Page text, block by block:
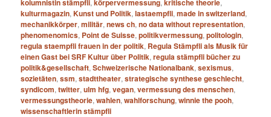
kolumnistin stämpfli körpervermessung kritische theorie
kulturmagazin,Kunst und Politik,lastaempfli,made in switzerland,
mechanikkörper,militär,news ch,no data without representation,
phenomenomics, Point de Suisse,politikvermessung,politologin,
regula staempfli frauen in der politik, Regula Stämpfli als Musik für
einen Gast bei SRF Kultur über Politik,regula stämpfli bücher zu
politik&gesellschaft,Schweizerische Nationalbank,sexismus,
sozietäten,ssm,stadttheater,strategische synthese geschlecht,
syndicom,twitter,ulm hfg,vegan,vermessung des menschen,
vermessungstheorie,wahlen,wahlforschung,winnie the pooh,
wissenschaftlerin stämpfli